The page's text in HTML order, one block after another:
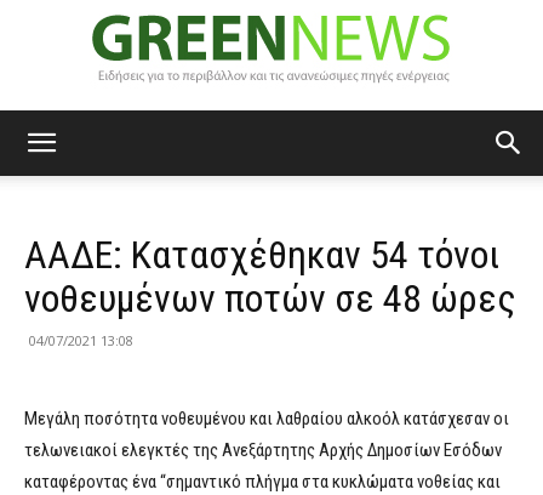
News
ΑΑΔΕ: Κατασχέθηκαν 54 τόνοι
νοθευμένων ποτών σε 48 ώρες
04/07/2021 13:08
Μεγάλη ποσότητα νοθευμένου και λαθραίου αλκοόλ κατάσχεσαν οι
τελωνειακοί ελεγκτές της Ανεξάρτητης Αρχής Δημοσίων Εσόδων
καταφέροντας ένα “σημαντικό πλήγμα στα κυκλώματα νοθείας και